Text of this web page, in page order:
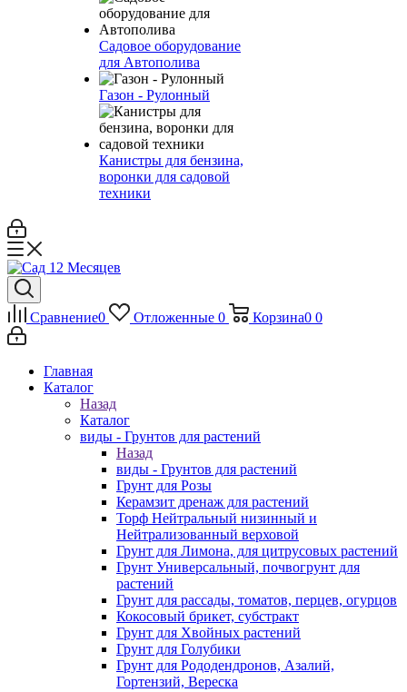
Садовое оборудование
для Автополива
Газон - Рулонный
Канистры для бензина,
воронки для садовой
техники
Сравнение0 Отложенные 0 Корзина0 0
Главная
Каталог
Назад
Каталог
виды - Грунтов для растений
Назад
виды - Грунтов для растений
Грунт для Розы
Керамзит дренаж для растений
Торф Нейтральный низинный и
Нейтрализованный верховой
Грунт для Лимона, для цитрусовых растений
Грунт Универсальный, почвогрунт для
растений
Грунт для рассады, томатов, перцев, огурцов
Кокосовый брикет, субстракт
Грунт для Хвойных растений
Грунт для Голубики
Грунт для Рододендронов, Азалий,
Гортензий, Вереска